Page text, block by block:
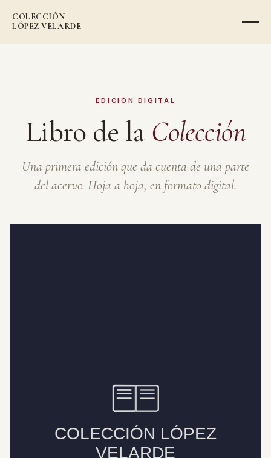
COLECCIÓN
LÓPEZ VELARDE
EDICIÓN DIGITAL
Libro de la Colección
Una primera edición que da cuenta de una parte
del acervo. Hoja a hoja, en formato digital.